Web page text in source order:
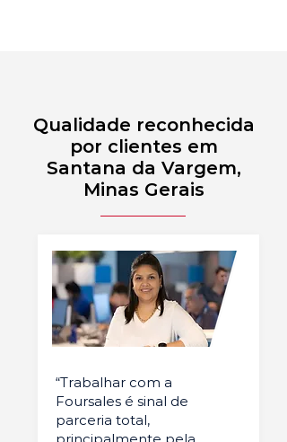
Qualidade reconhecida
por clientes em
Santana da Vargem,
Minas Gerais
“Trabalhar com a
Foursales é sinal de
parceria total,